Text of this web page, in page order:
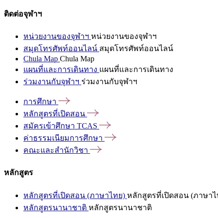
ติดต่อจุฬาฯ
หน่วยงานของจุฬาฯ หน่วยงานของจุฬาฯ
สมุดโทรศัพท์ออนไลน์ สมุดโทรศัพท์ออนไลน์
Chula Map Chula Map
แผนที่และการเดินทาง แผนที่และการเดินทาง
ร่วมงานกับจุฬาฯ ร่วมงานกับจุฬาฯ
การศึกษา
หลักสูตรที่เปิดสอน
สมัครเข้าศึกษา TCAS
ค่าธรรมเนียมการศึกษา
คณะและสำนักวิชา
หลักสูตร
หลักสูตรที่เปิดสอน (ภาษาไทย) หลักสูตรที่เปิดสอน (ภาษาไ
หลักสูตรนานาชาติ หลักสูตรนานาชาติ